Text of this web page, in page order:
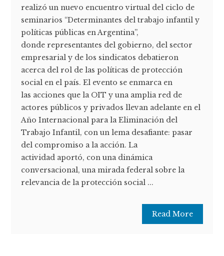
realizó un nuevo encuentro virtual del ciclo de
seminarios “Determinantes del trabajo infantil y
políticas públicas en Argentina”,
donde representantes del gobierno, del sector
empresarial y de los sindicatos debatieron
acerca del rol de las políticas de protección
social en el país. El evento se enmarca en
las acciones que la OIT y una amplia red de
actores públicos y privados llevan adelante en el
Año Internacional para la Eliminación del
Trabajo Infantil, con un lema desafiante: pasar
del compromiso a la acción. La
actividad aportó, con una dinámica
conversacional, una mirada federal sobre la
relevancia de la protección social ...
Read More